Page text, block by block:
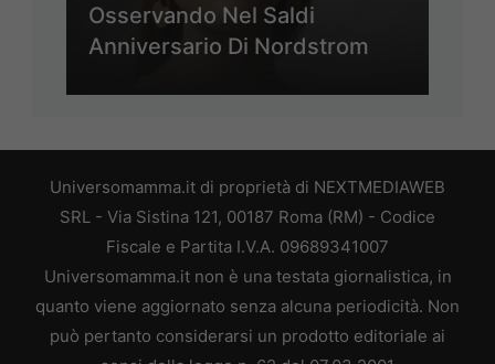
Osservando Nel Saldi
Anniversario Di Nordstrom
Universomamma.it di proprietà di NEXTMEDIAWEB
SRL - Via Sistina 121, 00187 Roma (RM) - Codice
Fiscale e Partita I.V.A. 09689341007
Universomamma.it non è una testata giornalistica, in
quanto viene aggiornato senza alcuna periodicità. Non
può pertanto considerarsi un prodotto editoriale ai